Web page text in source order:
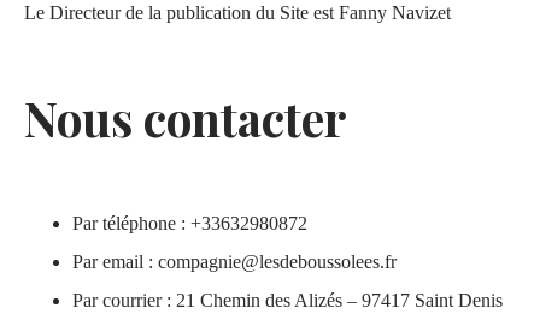
Le Directeur de la publication du Site est Fanny Navizet
Nous contacter
Par téléphone : +33632980872
Par email : compagnie@lesdeboussolees.fr
Par courrier : 21 Chemin des Alizés – 97417 Saint Denis